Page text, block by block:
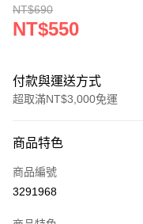
NT$690
NT$550
付款與運送方式
超取滿NT$3,000免運
信用卡一次付款
超商取貨付款
商品特色
商品編號
3291968